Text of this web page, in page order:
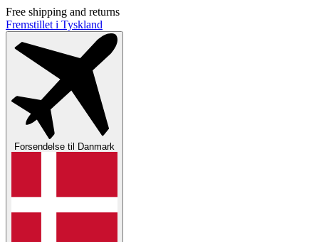
Free shipping and returns
Fremstillet i Tyskland
Forsendelse til Danmark